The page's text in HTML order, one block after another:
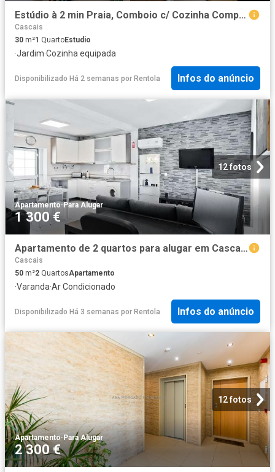
Estúdio à 2 min Praia, Comboio c/ Cozinha Completa
Cascais
30 m²1 QuartoEstudio
·Jardim·Cozinha equipada
Disponibilizado Há 2 semanas por Rentola Infos do anúncio
12 fotos
Apartamento·Para Alugar
1 300 €
Apartamento de 2 quartos para alugar em Cascais
Cascais
50 m²2 QuartosApartamento
·Varanda·Ar Condicionado
Disponibilizado Há 3 semanas por Rentola Infos do anúncio
12 fotos
Apartamento·Para Alugar
2 300 €